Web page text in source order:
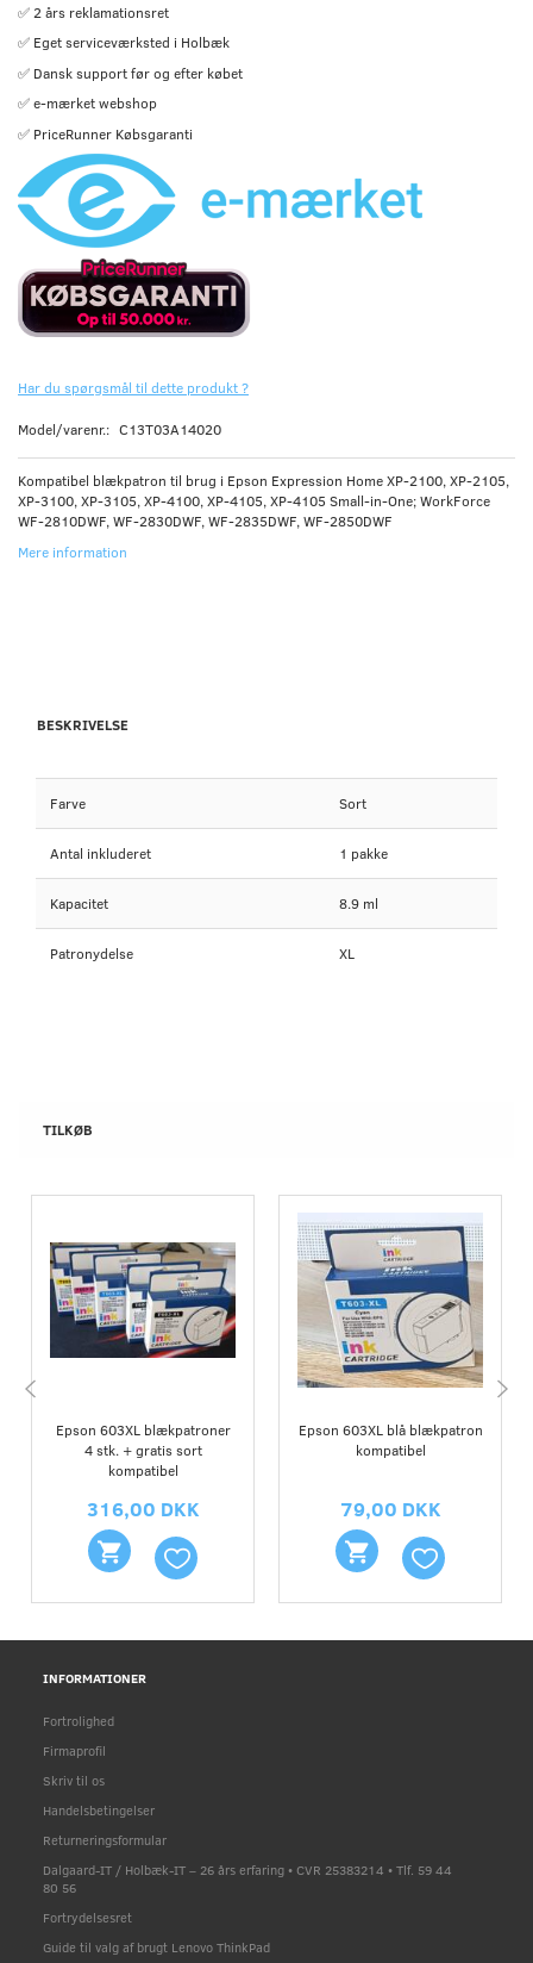
✅ 2 års reklamationsret
✅ Eget serviceværksted i Holbæk
✅ Dansk support før og efter købet
✅ e-mærket webshop
✅ PriceRunner Købsgaranti
Har du spørgsmål til dette produkt ?
Model/varenr.: C13T03A14020
Kompatibel blækpatron til brug i Epson Expression Home XP-2100, XP-2105,
XP-3100, XP-3105, XP-4100, XP-4105, XP-4105 Small-in-One; WorkForce
WF-2810DWF, WF-2830DWF, WF-2835DWF, WF-2850DWF
Mere information
BESKRIVELSE
Farve Sort
Antal inkluderet 1 pakke
Kapacitet 8.9 ml
Patronydelse XL
TILKØB
Epson 603XL blækpatroner
4 stk. + gratis sort
kompatibel
316,00 DKK
Epson 603XL blå blækpatron
kompatibel
79,00 DKK
INFORMATIONER
Fortrolighed
Firmaprofil
Skriv til os
Handelsbetingelser
Returneringsformular
Dalgaard-IT / Holbæk-IT – 26 års erfaring • CVR 25383214 • Tlf. 59 44
80 56
Fortrydelsesret
Guide til valg af brugt Lenovo ThinkPad